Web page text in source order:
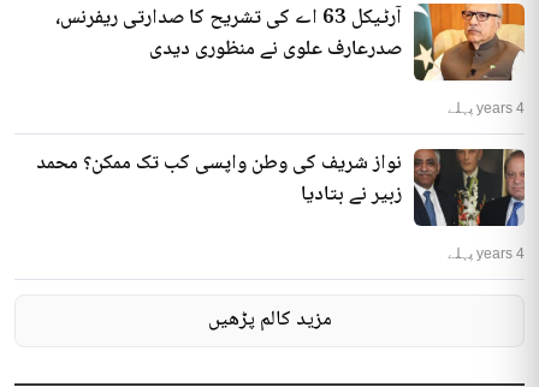
آرٹیکل 63 اے کی تشریح کا صدارتی ریفرنس،
صدرعارف علوی نے منظوری دیدی
4 years پہلے
نواز شریف کی وطن واپسی کب تک ممکن؟ محمد
زبیر نے بتادیا
4 years پہلے
مزید کالم پڑھیں